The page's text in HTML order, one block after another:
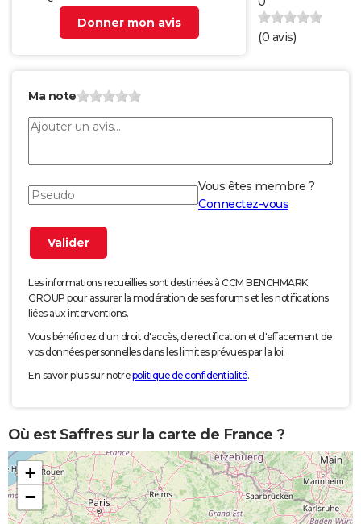
Donner mon avis
(0 avis)
Ma note
Vous êtes membre ?
Connectez-vous
Les informations recueillies sont destinées à CCM BENCHMARK
GROUP pour assurer la modération de ses forums et les notifications
liées aux interventions.
Vous bénéficiez d'un droit d'accès, de rectification et d'effacement de
vos données personnelles dans les limites prévues par la loi.
En savoir plus sur notrepolitique de confidentialité.
Où est Saffres sur la carte de France ?
+
−